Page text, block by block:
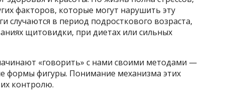
факторов, которые могут нарушить эту
случаются в период подросткового возраста,
щитовидки, при диетах или сильных
«говорить» с нами своими методами —
формы фигуры. Понимание механизма этих
контролю.